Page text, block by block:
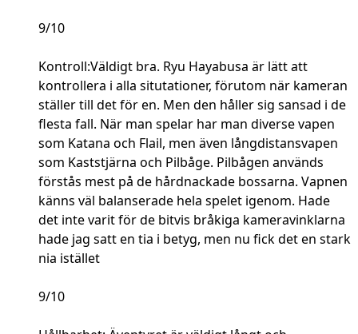
9/10
Kontroll:Väldigt bra. Ryu Hayabusa är lätt att
kontrollera i alla situtationer, förutom när kameran
ställer till det för en. Men den håller sig sansad i de
flesta fall. När man spelar har man diverse vapen
som Katana och Flail, men även långdistansvapen
som Kaststjärna och Pilbåge. Pilbågen används
förstås mest på de hårdnackade bossarna. Vapnen
känns väl balanserade hela spelet igenom. Hade
det inte varit för de bitvis bråkiga kameravinklarna
hade jag satt en tia i betyg, men nu fick det en stark
nia istället
9/10